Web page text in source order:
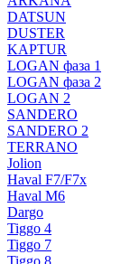
DATSUN
DUSTER
KAPTUR
LOGAN фаза 1
LOGAN фаза 2
LOGAN 2
SANDERO
SANDERO 2
TERRANO
Jolion
Haval F7/F7x
Haval M6
Dargo
Tiggo 4
Tiggo 7
Tiggo 8